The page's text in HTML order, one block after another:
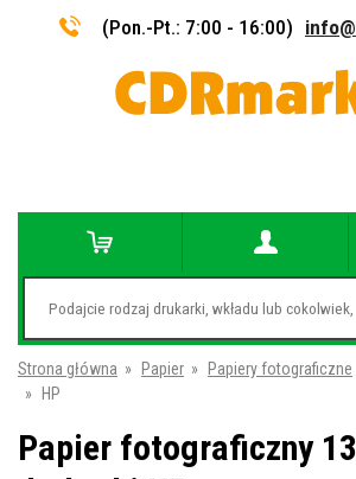
(Pon.-Pt.: 7:00 - 16:00)
Strona główna » Papier » Papiery fotograficzne
»
HP
Papier fotograficzny